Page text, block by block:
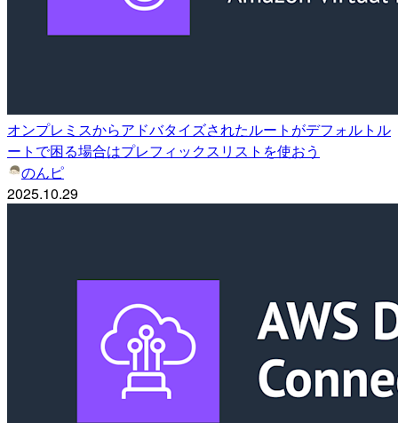
オンプレミスからアドバタイズされたルートがデフォルトル
ートで困る場合はプレフィックスリストを使おう
のんピ
2025.10.29